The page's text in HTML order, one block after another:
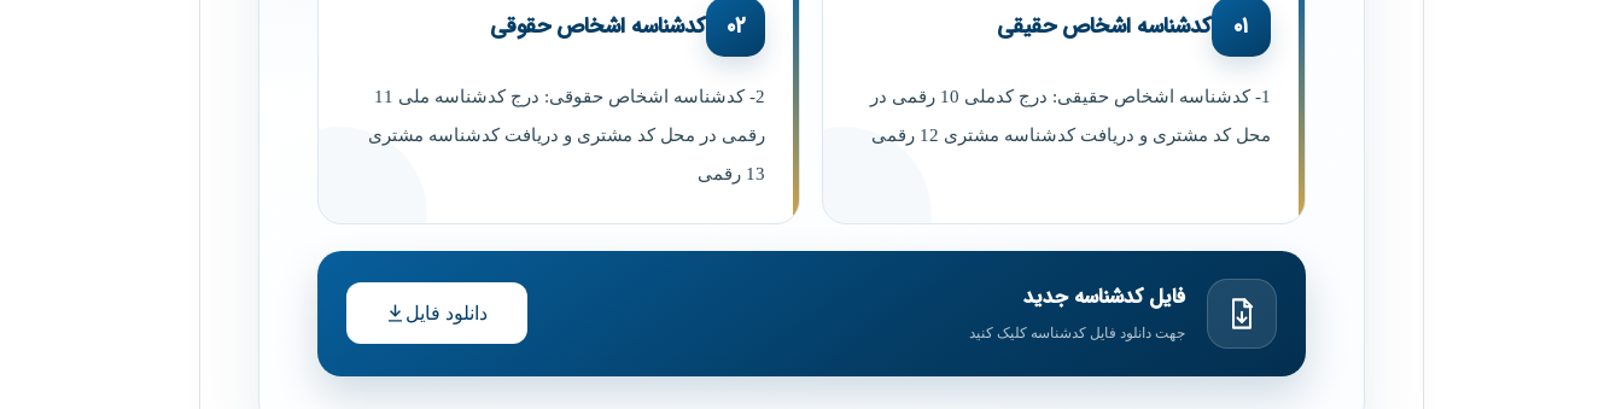
۰۱ کدشناسه اشخاص حقیقی
1- کدشناسه اشخاص حقیقی: درج کدملی 10 رقمی در
محل کد مشتری و دریافت کدشناسه مشتری 12 رقمی
۰۲ کدشناسه اشخاص حقوقی
2- کدشناسه اشخاص حقوقی: درج کدشناسه ملی 11
رقمی در محل کد مشتری و دریافت کدشناسه مشتری
13 رقمی
فایل کدشناسه جدید
جهت دانلود فایل کدشناسه کلیک کنید
دانلود فایل